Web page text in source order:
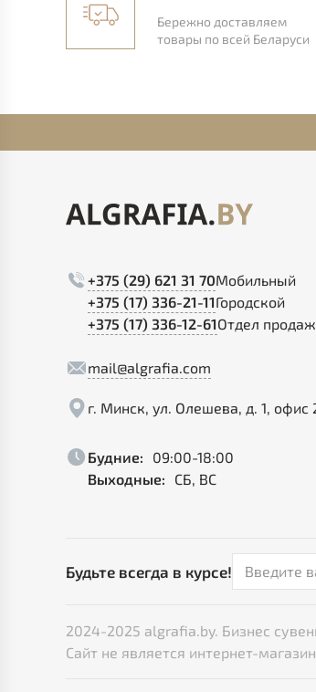
Бережно доставляем
товары по всей Беларуси
+375 (29) 621 31 70Мобильный
+375 (17) 336-21-11Городской
+375 (17) 336-12-61Отдел продаж
mail@algrafia.com
г. Минск, ул. Олешева, д. 1, офис
Будние:
09:00-18:00
Выходные:
СБ, ВС
Будьте всегда в курсе!
2024-2025 algrafia.by. Бизнес
Сайт не является интернет-